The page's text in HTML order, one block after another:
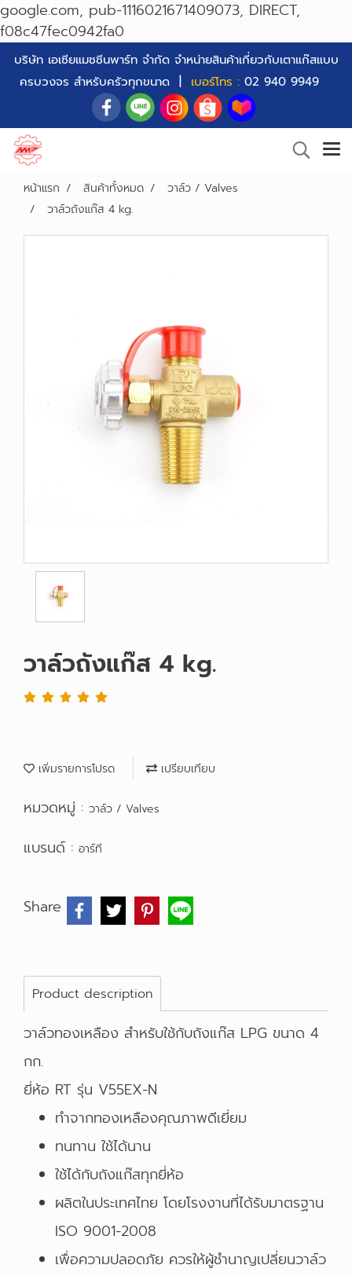
google.com, pub-1116021671409073, DIRECT,
f08c47fec0942fa0
บริษัท เอเซียแมชชีนพาร์ท จำกัด จำหน่ายสินค้าเกี่ยวกับเตาแก๊สแบบ
ครบวงจร สำหรับครัวทุกขนาด | เบอร์โทร : 02 940 9949
หน้าแรก สินค้าทั้งหมด
วาล์ว / Valves
วาล์วถังแก๊ส 4 kg.
วาล์วถังแก๊ส 4 kg.
เพิ่มรายการโปรด เปรียบเทียบ
หมวดหมู่ : วาล์ว / Valves
แบรนด์ : อาร์ที
Share
Product description
วาล์วทองเหลือง สำหรับใช้กับถังแก๊ส LPG ขนาด 4
กก.
ยี่ห้อ RT รุ่น V55EX-N
ทำจากทองเหลืองคุณภาพดีเยี่ยม
ทนทาน ใช้ได้นาน
ใช้ได้กับถังแก๊สทุกยี่ห้อ
ผลิตในประเทศไทย โดยโรงงานที่ได้รับมาตรฐาน
ISO 9001-2008
เพื่อความปลอดภัย ควรให้ผู้ชำนาญเปลี่ยนวาล์ว